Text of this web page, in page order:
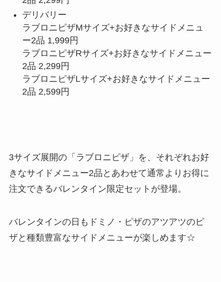
デリバリー
ラブロニピザMサイズ+お好きなサイドメニュ
ー2品 1,999円
ラブロニピザRサイズ+お好きなサイドメニュー
2品 2,299円
ラブロニピザLサイズ+お好きなサイドメニュー
2品 2,599円
3サイズ展開の「ラブロニピザ」を、それぞれお好
きなサイドメニュー2品とあわせて通常よりお得に
注文できるバレンタイン限定セットが登場。
バレンタインの日もドミノ・ピザのアツアツのピ
ザと種類豊富なサイドメニューが楽しめます☆